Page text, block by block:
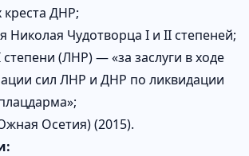
креста ДНР;
Николая Чудотворца I и II степеней;
(ЛНР) — «за заслуги в ходе
сил ЛНР и ДНР по ликвидации
Осетия) (2015).